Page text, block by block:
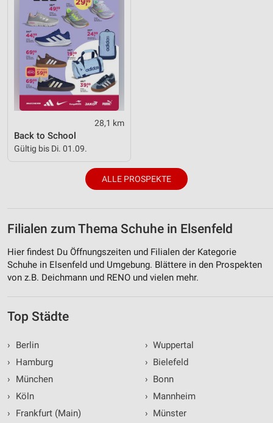
28,1 km
Back to School
Gültig bis Di. 01.09.
ALLE PROSPEKTE
Filialen zum Thema Schuhe in Elsenfeld
Hier findest Du Öffnungszeiten und Filialen der Kategorie
Schuhe in Elsenfeld und Umgebung. Blättere in den Prospekten
von z.B. Deichmann und RENO und vielen mehr.
Top Städte
›
Berlin
›
Hamburg
›
München
›
Köln
›
Frankfurt (Main)
› Wuppertal
› Bielefeld
› Bonn
› Mannheim
› Münster